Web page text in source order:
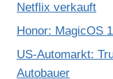
Netflix verkauft
Honor: MagicOS
US-Automarkt:
Autobauer